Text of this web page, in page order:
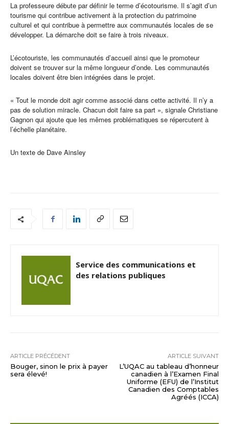
La professeure débute par définir le terme d’écotourisme. Il s’agit d’un
tourisme qui contribue activement à la protection du patrimoine
culturel et qui contribue à permettre aux communautés locales de se
développer. La démarche doit se faire à trois niveaux.
L’écotouriste, les communautés d’accueil ainsi que le promoteur
doivent se trouver sur la même longueur d’onde. Les communautés
locales doivent être bien intégrées dans le projet.
« Tout le monde doit agir comme associé dans cette activité. Il n’y a
pas de solution miracle. Chacun doit faire sa part », signale Christiane
Gagnon qui ajoute que les mêmes problématiques se répercutent à
l’échelle planétaire.
Un texte de Dave Ainsley
Service des communications et
des relations publiques
ARTICLE PRÉCÉDENT
Bouger, sinon le prix à payer
sera élevé!
ARTICLE SUIVANT
L’UQAC au tableau d’honneur
canadien à l’Examen Final
Uniforme (EFU) de l’Institut
Canadien des Comptables
Agréés (ICCA)